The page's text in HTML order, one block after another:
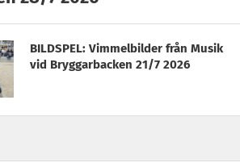
BILDSPEL: Vimmelbilder från Musik
vid Bryggarbacken 21/7 2026